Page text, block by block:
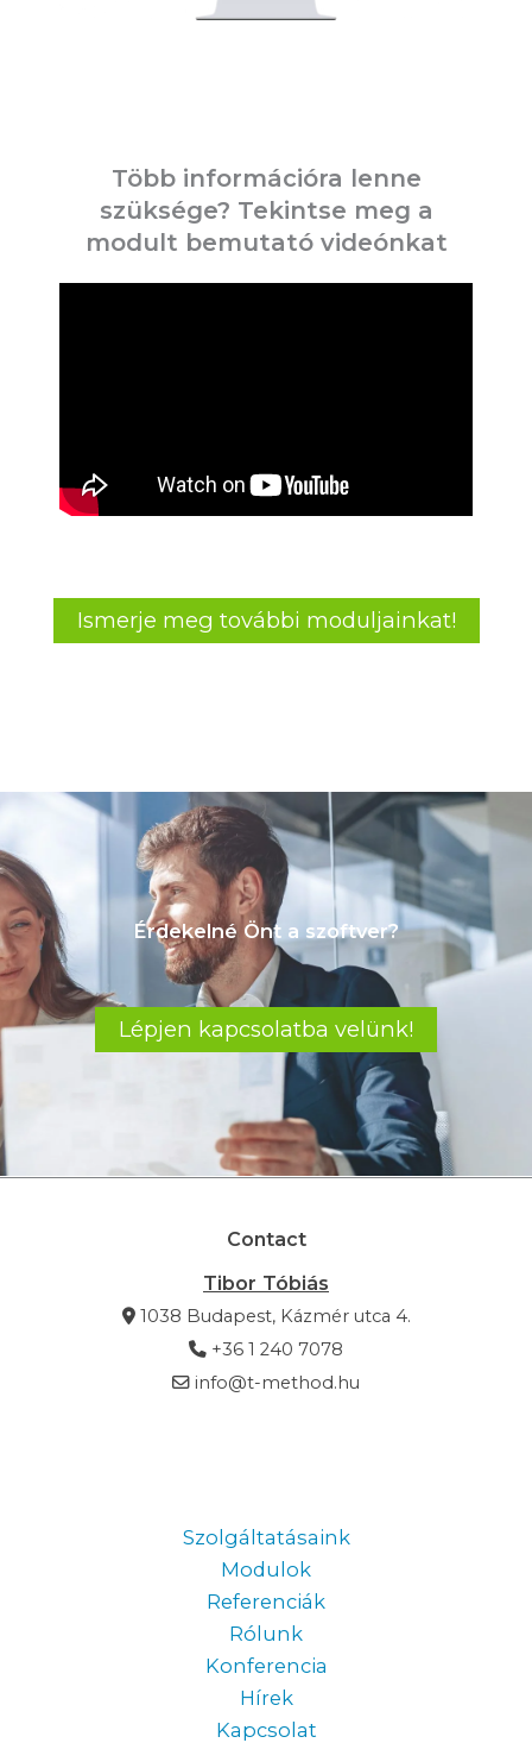
Több információra lenne
szüksége? Tekintse meg a
modult bemutató videónkat
Ismerje meg további moduljainkat!
Érdekelné Önt a szoftver?
Lépjen kapcsolatba velünk!
Contact
Tibor Tóbiás
1038 Budapest, Kázmér utca 4.
+36 1 240 7078
info@t-method.hu
Szolgáltatásaink
Modulok
Referenciák
Rólunk
Konferencia
Hírek
Kapcsolat